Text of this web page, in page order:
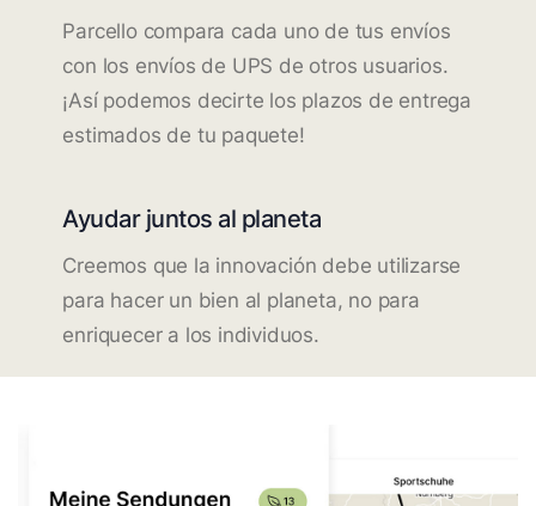
Parcello compara cada uno de tus envíos
con los envíos de UPS de otros usuarios.
¡Así podemos decirte los plazos de entrega
estimados de tu paquete!
Ayudar juntos al planeta
Creemos que la innovación debe utilizarse
para hacer un bien al planeta, no para
enriquecer a los individuos.